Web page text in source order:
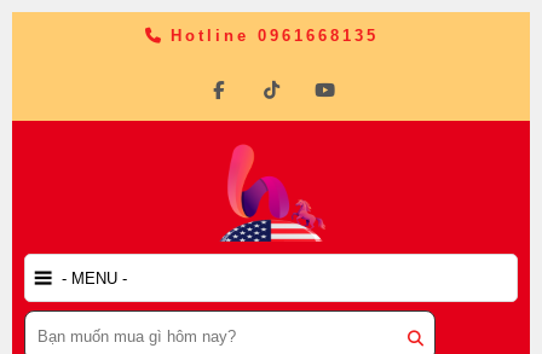
Hotline 0961668135